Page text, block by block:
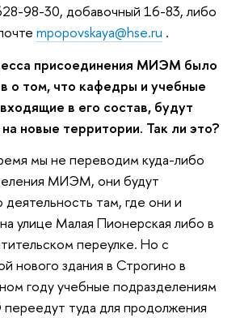
98-30, добавочный 16-83, либо
mpopovskaya@hse.ru .
присоединения МИЭМ было
о том, что кафедры и учебные
в его состав, будут
новые территории. Так ли это?
мы не переводим куда-либо
МИЭМ, они будут
там, где они и
улице Малая Пионерская либо в
переулке. Но с
нового здания в Строгино в
году учебные подразделениям
туда для продолжения